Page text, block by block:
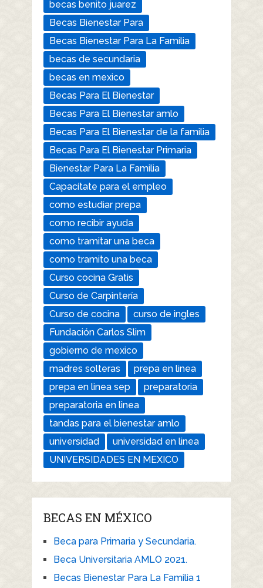
becas benito juarez
Becas Bienestar Para
Becas Bienestar Para La Familia
becas de secundaria
becas en mexico
Becas Para El Bienestar
Becas Para El Bienestar amlo
Becas Para El Bienestar de la familia
Becas Para El Bienestar Primaria
Bienestar Para La Familia
Capacítate para el empleo
como estudiar prepa
como recibir ayuda
como tramitar una beca
como tramito una beca
Curso cocina Gratis
Curso de Carpintería
Curso de cocina
curso de ingles
Fundación Carlos Slim
gobierno de mexico
madres solteras
prepa en linea
prepa en linea sep
preparatoria
preparatoria en linea
tandas para el bienestar amlo
universidad
universidad en linea
UNIVERSIDADES EN MEXICO
BECAS EN MÉXICO
Beca para Primaria y Secundaria.
Beca Universitaria AMLO 2021.
Becas Bienestar Para La Familia 1